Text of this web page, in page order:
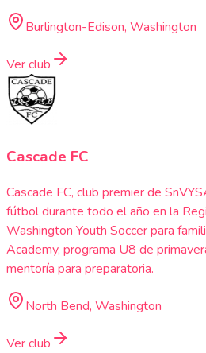
Burlington-Edison, Washington
Ver club
Cascade FC
Cascade FC, club premier de
fútbol durante todo el año en la
Washington Youth Soccer para
Academy, programa U8 de
mentoría para preparatoria.
North Bend, Washington
Ver club